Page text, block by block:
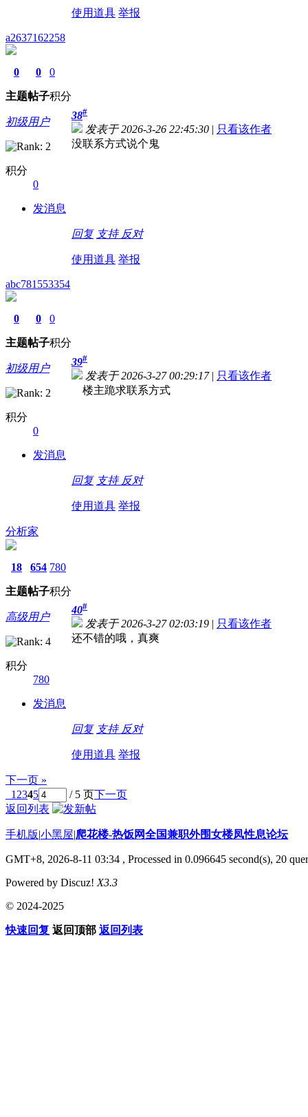
使用道具 举报
a2637162258
0
主题
0
帖子
0
积分
初级用户
积分
0
发消息
38#
发表于 2026-3-26 22:45:30 | 只看该作者
没联系方式说个鬼
回复 支持 反对
使用道具 举报
abc781553354
0
主题
0
帖子
0
积分
初级用户
积分
0
发消息
39#
发表于 2026-3-27 00:29:17 | 只看该作者
楼主跪求联系方式
回复 支持 反对
使用道具 举报
分析家
18
主题
654
帖子
780
积分
高级用户
积分
780
发消息
40#
发表于 2026-3-27 02:03:19 | 只看该作者
还不错的哦，真爽
回复 支持 反对
使用道具 举报
下一页 »
1 2345 / 5 页下一页
返回列表
手机版|小黑屋|爬花楼-热饭网全国兼职外围女楼凤性息论坛
GMT+8, 2026-8-11 03:34 , Processed in 0.096645 second(s), 20
Powered by Discuz! X3.3
© 2024-2025
快速回复 返回顶部 返回列表